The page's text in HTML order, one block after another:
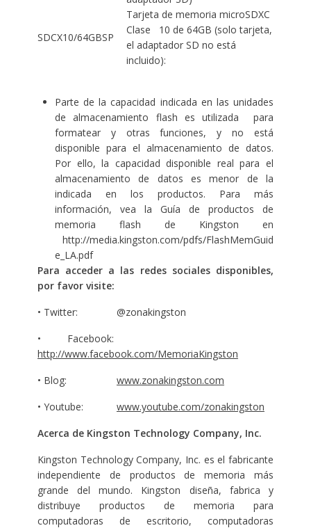
SDCX10/64GBSP
Tarjeta de memoria microSDXC
Clase 10 de 64GB (solo tarjeta,
el adaptador SD no está
incluido):
Parte de la capacidad indicada en las unidades
de almacenamiento flash es utilizada para
formatear y otras funciones, y no está
disponible para el almacenamiento de datos.
Por ello, la capacidad disponible real para el
almacenamiento de datos es menor de la
indicada en los productos. Para más
información, vea la Guía de productos de
memoria flash de Kingston en
http://media.kingston.com/pdfs/FlashMemGuid
e_LA.pdf
Para acceder a las redes sociales disponibles,
por favor visite:
• Twitter: @zonakingston
• Facebook:
http://www.facebook.com/MemoriaKingston
• Blog: www.zonakingston.com
• Youtube: www.youtube.com/zonakingston
Acerca de Kingston Technology Company, Inc.
Kingston Technology Company, Inc. es el fabricante
independiente de productos de memoria más
grande del mundo. Kingston diseña, fabrica y
distribuye productos de memoria para
computadoras de escritorio, computadoras